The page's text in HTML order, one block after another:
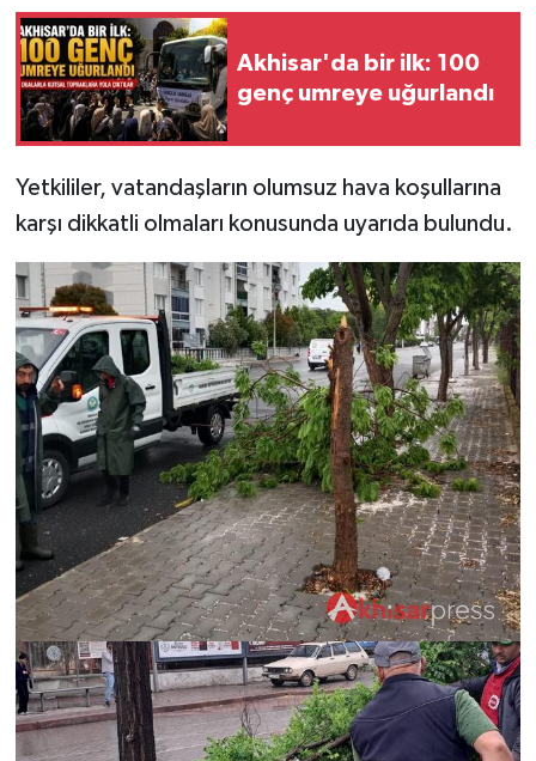
Akhisar'da bir ilk: 100
genç umreye uğurlandı
Yetkililer, vatandaşların olumsuz hava koşullarına
karşı dikkatli olmaları konusunda uyarıda bulundu.